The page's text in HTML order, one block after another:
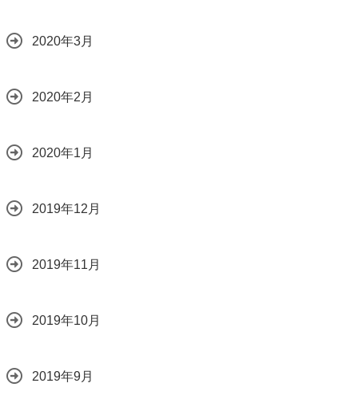
2020年3月
2020年2月
2020年1月
2019年12月
2019年11月
2019年10月
2019年9月